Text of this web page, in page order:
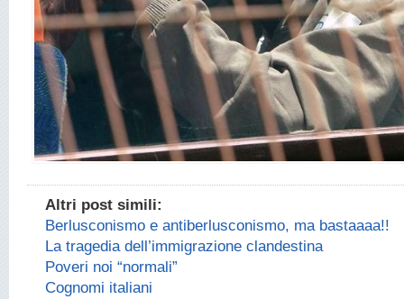
Altri post simili:
Berlusconismo e antiberlusconismo, ma bastaaaa!!
La tragedia dell’immigrazione clandestina
Poveri noi “normali”
Cognomi italiani